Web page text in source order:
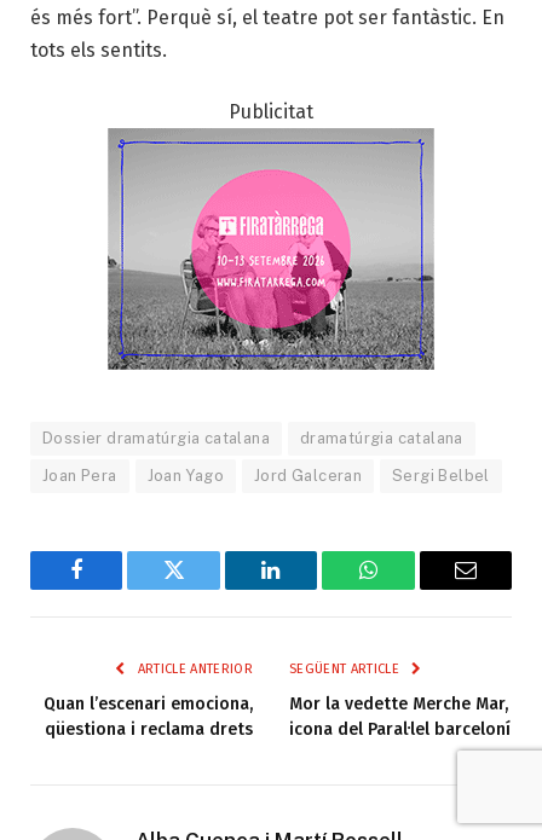
és més fort”. Perquè sí, el teatre pot ser fantàstic. En
tots els sentits.
Publicitat
Dossier dramatúrgia catalana dramatúrgia catalana
Joan Pera Joan Yago Jord Galceran Sergi Belbel
Facebook Twitter LinkedIn WhatsAppEmail
ARTICLE ANTERIOR
Quan l’escenari emociona,
qüestiona i reclama drets
SEGÜENT ARTICLE
Mor la vedette Merche Mar,
icona del Paral·lel barceloní